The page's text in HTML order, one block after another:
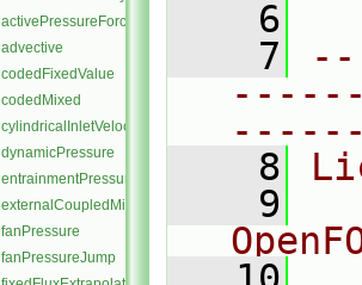
activePressureForceBaffleVelocity
advective
codedFixedValue
codedMixed
cylindricalInletVelocity
dynamicPressure
entrainmentPressure
externalCoupledMixed
fanPressure
fanPressureJump
    6
    7
    8
    9